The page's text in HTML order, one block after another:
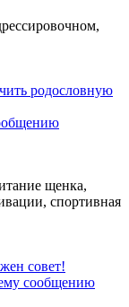
родословную
щенка,
спортивная
совет!
сообщению